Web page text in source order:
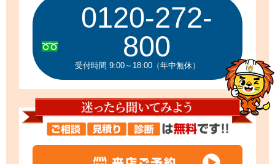
0120-272-
800
受付時間 9:00～18:00（年中無休）